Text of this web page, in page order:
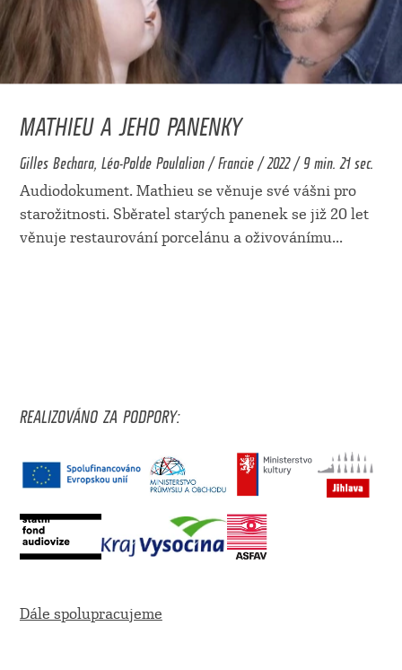
MATHIEU A JEHO PANENKY
Gilles Bechara, Léo-Polde Poulalion / Francie / 2022 / 9 min. 21 sec.
Audiodokument. Mathieu se věnuje své vášni pro
starožitnosti. Sběratel starých panenek se již 20 let
věnuje restaurování porcelánu a oživovánímu...
REALIZOVÁNO ZA PODPORY:
Dále spolupracujeme